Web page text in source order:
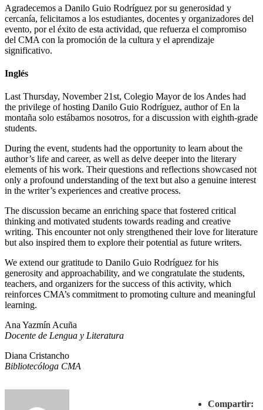
Agradecemos a Danilo Guio Rodríguez por su generosidad y
cercanía, felicitamos a los estudiantes, docentes y organizadores del
evento, por el éxito de esta actividad, que refuerza el compromiso
del CMA con la promoción de la cultura y el aprendizaje
significativo.
Inglés
Last Thursday, November 21st, Colegio Mayor de los Andes had
the privilege of hosting Danilo Guio Rodríguez, author of En la
montaña solo estábamos nosotros, for a discussion with eighth-grade
students.
During the event, students had the opportunity to learn about the
author’s life and career, as well as delve deeper into the literary
elements of his work. Their questions and reflections showcased not
only a profound understanding of the text but also a genuine interest
in the writer’s experiences and creative process.
The discussion became an enriching space that fostered critical
thinking and motivated students towards reading and creative
writing. This encounter not only strengthened their love for literature
but also inspired them to explore their potential as future writers.
We extend our gratitude to Danilo Guio Rodríguez for his
generosity and approachability, and we congratulate the students,
teachers, and organizers for the success of this activity, which
reinforces CMA’s commitment to promoting culture and meaningful
learning.
Ana Yazmín Acuña
Docente de Lengua y Literatura
Diana Cristancho
Bibliotecóloga CMA
Compartir: